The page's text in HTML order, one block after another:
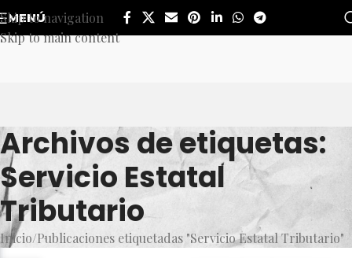
Skip to navigation
Skip to main content
MENÚ
Archivos de etiquetas:
Servicio Estatal
Tributario
Inicio Publicaciones etiquetadas "Servicio Estatal Tributario"